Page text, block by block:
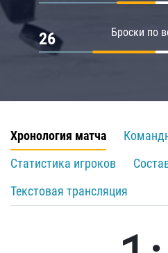
Броски по
26
Хронология матча
Статистика игроков
Текстовая трансляция